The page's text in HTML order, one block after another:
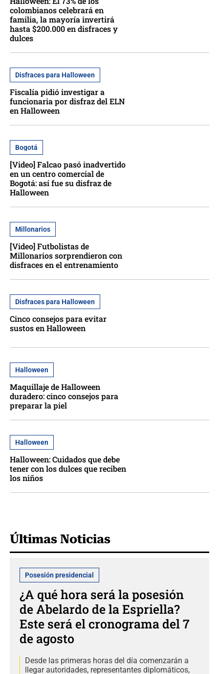
colombianos celebrará en
familia, la mayoría invertirá
hasta $200.000 en disfraces y
dulces
Disfraces para Halloween
Fiscalía pidió investigar a
funcionaria por disfraz del ELN
en Halloween
Bogotá
[Video] Falcao pasó inadvertido
en un centro comercial de
Bogotá: así fue su disfraz de
Halloween
Millonarios
[Video] Futbolistas de
Millonarios sorprendieron con
disfraces en el entrenamiento
Disfraces para Halloween
Cinco consejos para evitar
sustos en Halloween
Halloween
Maquillaje de Halloween
duradero: cinco consejos para
preparar la piel
Halloween
Halloween: Cuidados que debe
tener con los dulces que reciben
los niños
Últimas Noticias
Posesión presidencial
¿A qué hora será la posesión
de Abelardo de la Espriella?
Este será el cronograma del 7
de agosto
Desde las primeras horas del día comenzarán a
llegar autoridades, representantes diplomáticos,